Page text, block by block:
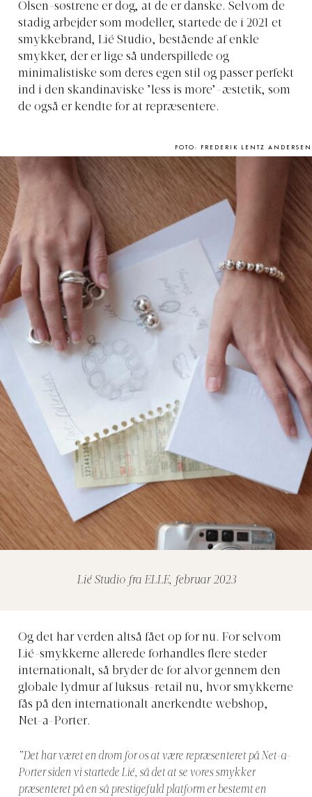
Olsen-søstrene er dog, at de er danske. Selvom de
stadig arbejder som modeller, startede de i 2021 et
smykkebrand, Lié Studio, bestående af enkle
smykker, der er lige så underspillede og
minimalistiske som deres egen stil og passer perfekt
ind i den skandinaviske ’less is more’-æstetik, som
de også er kendte for at repræsentere.
FOTO: FREDERIK LENTZ ANDERSEN
Lié Studio fra ELLE, februar 2023
Og det har verden altså fået op for nu. For selvom
Lié-smykkerne allerede forhandles flere steder
internationalt, så bryder de for alvor gennem den
globale lydmur af luksus-retail nu, hvor smykkerne
fås på den internationalt anerkendte webshop,
Net-a-Porter.
”Det har været en drøm for os at være repræsenteret på Net-a-
Porter siden vi startede Lié, så det at se vores smykker
præsenteret på en så prestigefuld platform er bestemt en